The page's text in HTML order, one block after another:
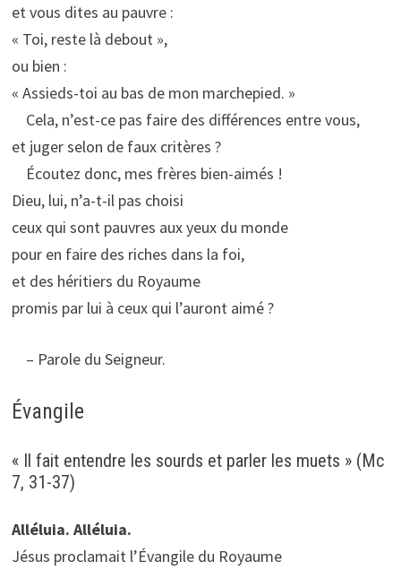
et vous dites au pauvre :
« Toi, reste là debout »,
ou bien :
« Assieds-toi au bas de mon marchepied. »
Cela, n’est-ce pas faire des différences entre vous,
et juger selon de faux critères ?
Écoutez donc, mes frères bien-aimés !
Dieu, lui, n’a-t-il pas choisi
ceux qui sont pauvres aux yeux du monde
pour en faire des riches dans la foi,
et des héritiers du Royaume
promis par lui à ceux qui l’auront aimé ?
– Parole du Seigneur.
Évangile
« Il fait entendre les sourds et parler les muets » (Mc
7, 31-37)
Alléluia. Alléluia.
Jésus proclamait l’Évangile du Royaume